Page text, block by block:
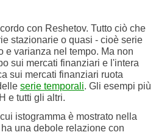
con Reshetov. Tutto ciò che
stazionarie o quasi - cioè serie
e varianza nel tempo. Ma non
sui mercati finanziari e l'intera
sui mercati finanziari ruota
serie temporali. Gli esempi più
e tutti gli altri.
istogramma è mostrato nella
una debole relazione con